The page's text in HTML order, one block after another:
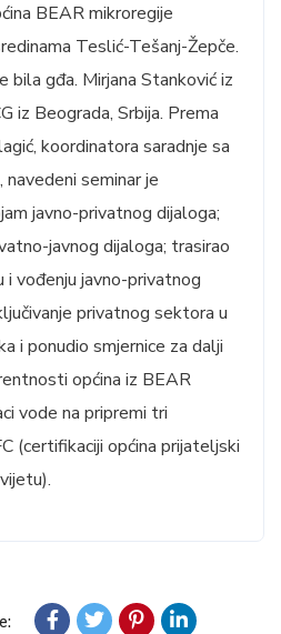
BEAR mikroregije
Teslić-Tešanj-Žepče.
bila gđa. Mirjana Stanković iz
iz Beograda, Srbija. Prema
koordinatora saradnje sa
seminar je
javno-privatnog dijaloga;
javnog dijaloga; trasirao
vođenju javno-privatnog
privatnog sektora u
i ponudio smjernice za dalji
općina iz BEAR
vode na pripremi tri
(certifikaciji općina prijateljski